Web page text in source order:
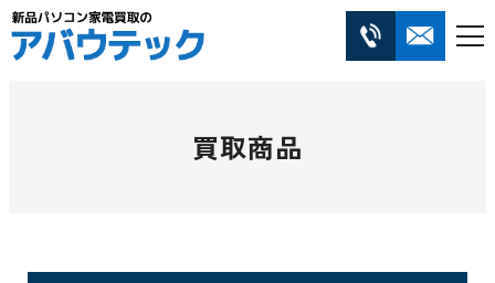
買取商品